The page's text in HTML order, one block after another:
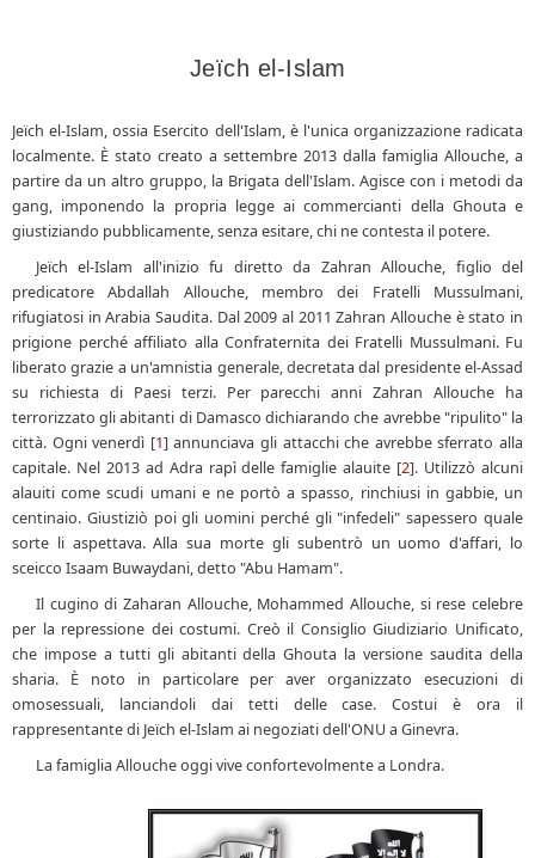
Jeïch el-Islam
Jeïch el-Islam, ossia Esercito dell'Islam, è l'unica organizzazione radicata
localmente. È stato creato a settembre 2013 dalla famiglia Allouche, a
partire da un altro gruppo, la Brigata dell'Islam. Agisce con i metodi da
gang, imponendo la propria legge ai commercianti della Ghouta e
giustiziando pubblicamente, senza esitare, chi ne contesta il potere.
Jeïch el-Islam all'inizio fu diretto da Zahran Allouche, figlio del
predicatore Abdallah Allouche, membro dei Fratelli Mussulmani,
rifugiatosi in Arabia Saudita. Dal 2009 al 2011 Zahran Allouche è stato in
prigione perché affiliato alla Confraternita dei Fratelli Mussulmani. Fu
liberato grazie a un'amnistia generale, decretata dal presidente el-Assad
su richiesta di Paesi terzi. Per parecchi anni Zahran Allouche ha
terrorizzato gli abitanti di Damasco dichiarando che avrebbe "ripulito" la
città. Ogni venerdì [1] annunciava gli attacchi che avrebbe sferrato alla
capitale. Nel 2013 ad Adra rapì delle famiglie alauite [2]. Utilizzò alcuni
alauiti come scudi umani e ne portò a spasso, rinchiusi in gabbie, un
centinaio. Giustiziò poi gli uomini perché gli "infedeli" sapessero quale
sorte li aspettava. Alla sua morte gli subentrò un uomo d'affari, lo
sceicco Isaam Buwaydani, detto "Abu Hamam".
Il cugino di Zaharan Allouche, Mohammed Allouche, si rese celebre
per la repressione dei costumi. Creò il Consiglio Giudiziario Unificato,
che impose a tutti gli abitanti della Ghouta la versione saudita della
sharia. È noto in particolare per aver organizzato esecuzioni di
omosessuali, lanciandoli dai tetti delle case. Costui è ora il
rappresentante di Jeïch el-Islam ai negoziati dell'ONU a Ginevra.
La famiglia Allouche oggi vive confortevolmente a Londra.